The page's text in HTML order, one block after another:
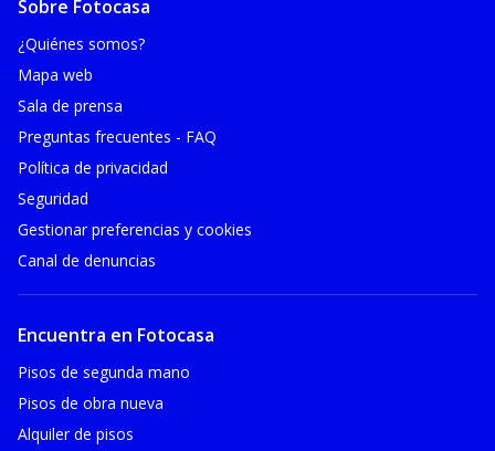
Sobre Fotocasa
¿Quiénes somos?
Mapa web
Sala de prensa
Preguntas frecuentes - FAQ
Política de privacidad
Seguridad
Gestionar preferencias y cookies
Canal de denuncias
Encuentra en Fotocasa
Pisos de segunda mano
Pisos de obra nueva
Alquiler de pisos